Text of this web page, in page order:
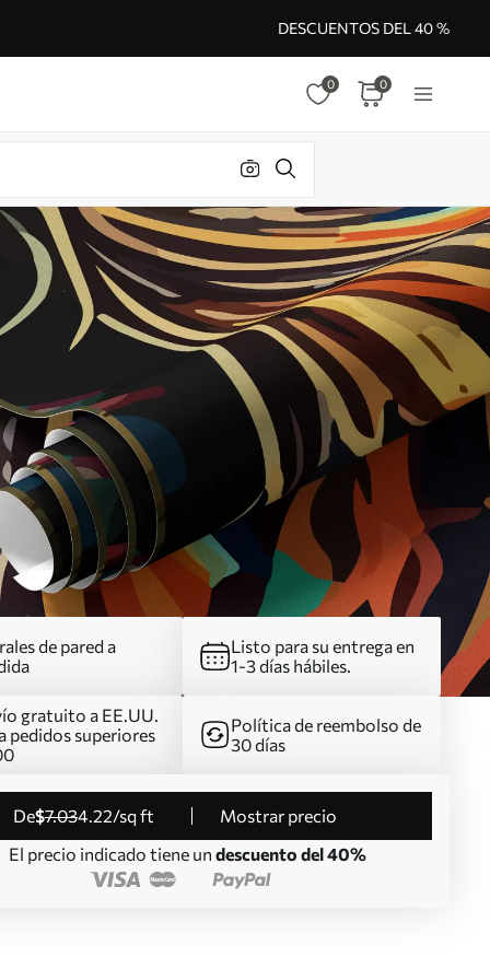
DESCUENTOS DEL 40 %
0 0
de pared a
Listo para su entrega en
1-3 días hábiles.
gratuito a EE.UU.
pedidos superiores
Política de reembolso de
30 días
de$7.034.22/sq ft
Mostrar precio
El precio indicado tiene un descuento del 40%